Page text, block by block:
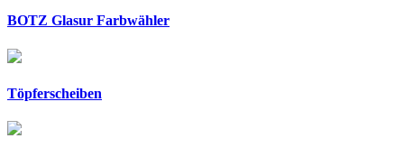
BOTZ Glasur Farbwähler
Töpferscheiben